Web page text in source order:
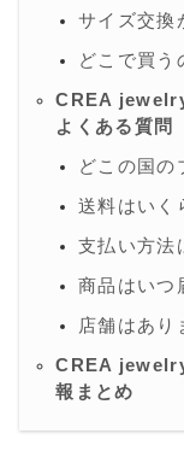
サイズ交換
どこで買う
CREA
よくある質問
どこの国の
送料はいく
支払い方法
商品はいつ
店舗はあり
CREA
報まとめ